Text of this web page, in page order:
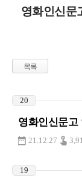
영화인신문
목록
20
영화인신문고
21.12.27
19